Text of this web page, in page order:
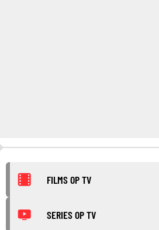
FILMS OP TV
SERIES OP TV